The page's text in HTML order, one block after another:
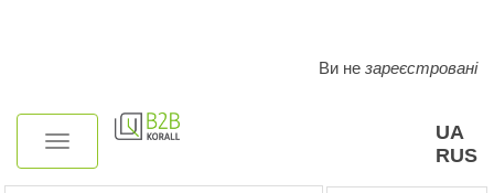
navigation
Toggle
UA
RUS
Ви не зареєстровані